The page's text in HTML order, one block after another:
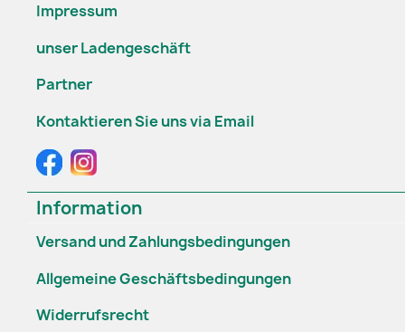
Impressum
unser Ladengeschäft
Partner
Kontaktieren Sie uns via Email
Information
Versand und Zahlungsbedingungen
Allgemeine Geschäftsbedingungen
Widerrufsrecht